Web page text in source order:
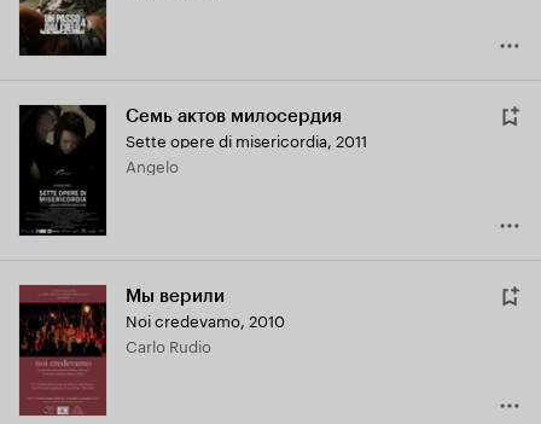
Семь актов милосердия
Sette opere di misericordia, 2011
Angelo
Мы верили
Noi credevamo, 2010
Carlo Rudio